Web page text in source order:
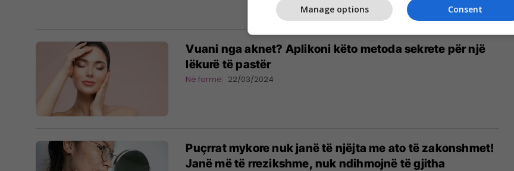
Vuani nga aknet? Aplikoni këto metoda sekrete për një
lëkurë të pastër
Në formë 22/03/2024
Puçrrat mykore nuk janë të njëjta me ato të zakonshmet!
Janë më të rrezikshme, nuk ndihmojnë të gjitha
Consent
Manage options